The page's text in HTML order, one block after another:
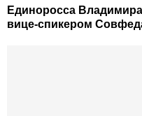
Единоросса
вице-спикером